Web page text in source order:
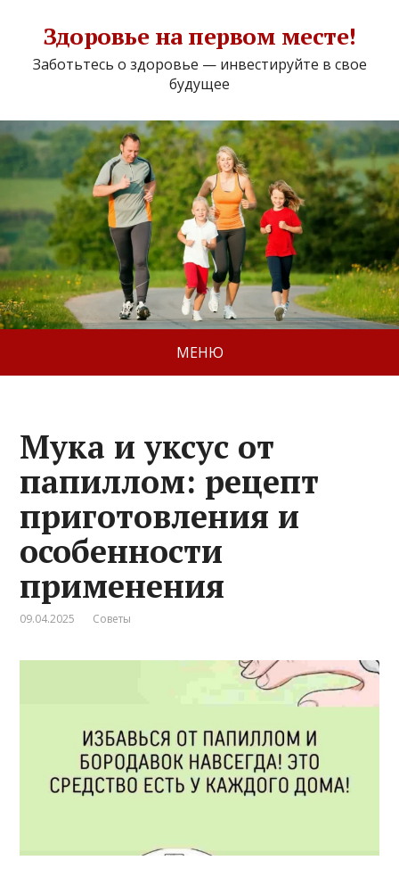
Здоровье на первом месте!
Заботьтесь о здоровье — инвестируйте в свое
будущее
МЕНЮ
Мука и уксус от
папиллом: рецепт
приготовления и
особенности
применения
09.04.2025 Советы